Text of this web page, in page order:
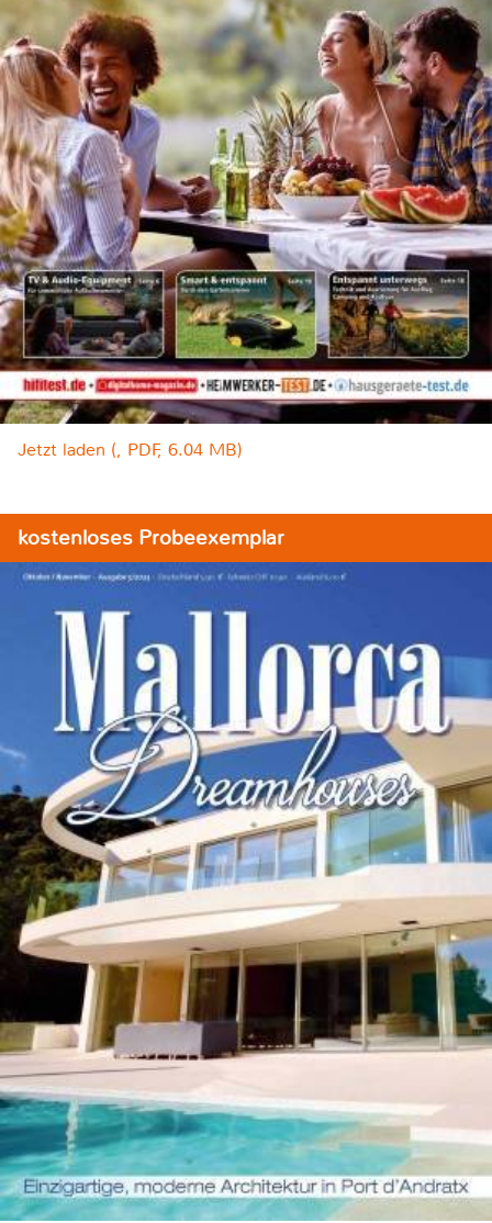
Jetzt laden (, PDF, 6.04 MB)
kostenloses Probeexemplar